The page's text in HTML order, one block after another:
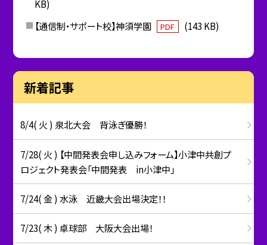
KB)
【通信制・サポート校】神須学園
PDF (143 KB)
新着記事
8/4( 火 ) 泉北大会 背泳ぎ優勝！
7/28( 火 ) 【中間発表会申し込みフォーム】小津中共創プ
ロジェクト発表会「中間発表 in小津中」
7/24( 金 ) 水泳 近畿大会出場決定！！
7/23( 木 ) 卓球部 大阪大会出場！